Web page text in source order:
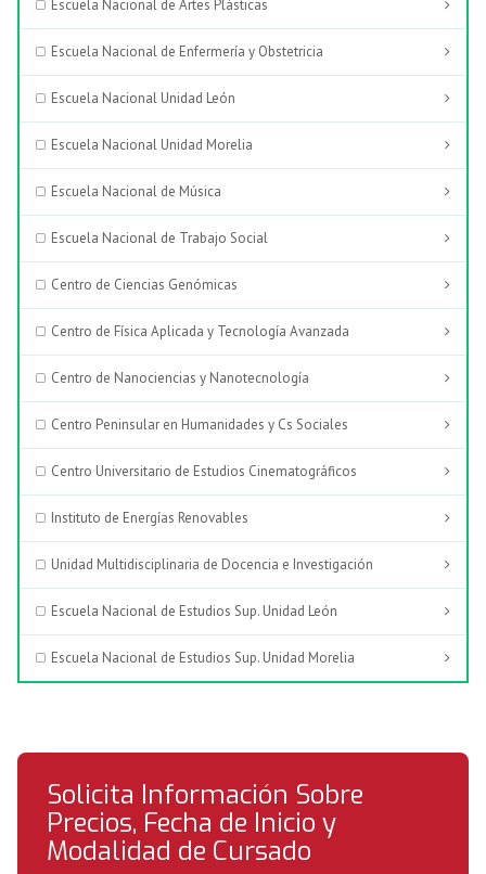
Escuela Nacional de Artes Plásticas
Escuela Nacional de Enfermería y Obstetricia
Escuela Nacional Unidad León
Escuela Nacional Unidad Morelia
Escuela Nacional de Música
Escuela Nacional de Trabajo Social
Centro de Ciencias Genómicas
Centro de Física Aplicada y Tecnología Avanzada
Centro de Nanociencias y Nanotecnología
Centro Peninsular en Humanidades y Cs Sociales
Centro Universitario de Estudios Cinematográficos
Instituto de Energías Renovables
Unidad Multidisciplinaria de Docencia e Investigación
Escuela Nacional de Estudios Sup. Unidad León
Escuela Nacional de Estudios Sup. Unidad Morelia
Solicita Información Sobre
Precios, Fecha de Inicio y
Modalidad de Cursado